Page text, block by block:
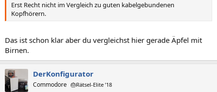
Erst Recht nicht im Vergleich zu guten kabelgebundenen
Kopfhörern.
Das ist schon klar aber du vergleichst hier gerade Äpfel mit
Birnen.
DerKonfigurator
Commodore 🎂Rätsel-Elite ’18